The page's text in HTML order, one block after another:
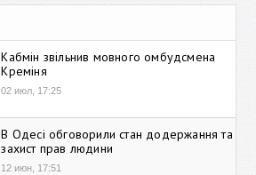
Кабмін звільнив мовного омбудсмена
Креміня
02 июл, 17:25
В Одесі обговорили стан додержання та
захист прав людини
12 июн, 17:51